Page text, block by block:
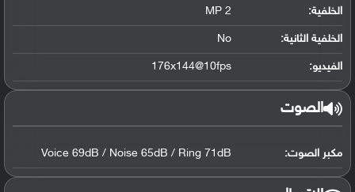
الخلفية: 2 MP
الخلفية الثانية: No
الفيديو: 176x144@10fps
الصوت
مكبر الصوت: Voice 69dB / Noise 65dB / Ring 71dB